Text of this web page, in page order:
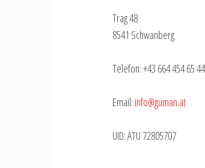
Trag 48
8541 Schwanberg
Telefon: +43 664 454 65 44
Email: info@guman.at
UID: ATU 72805707